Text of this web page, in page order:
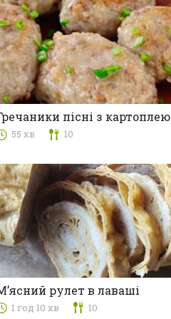
з овочами та грибами
пісні з картоплею
55 хв 10
з м’ясом та субпродуктами
рулет в лаваші
1 год 10 хв 10